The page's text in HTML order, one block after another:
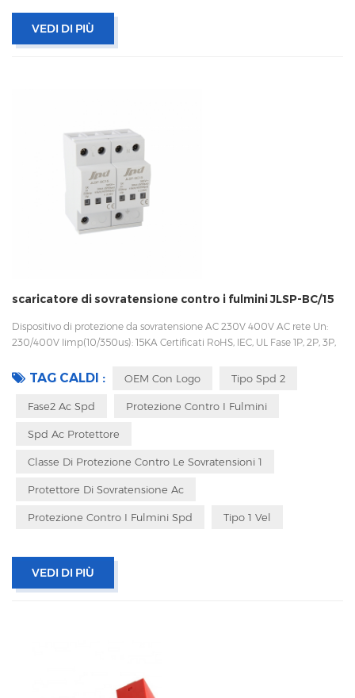
VEDI DI PIÙ
scaricatore di sovratensione contro i fulmini JLSP-BC/15
Dispositivo di protezione da sovratensione AC 230V 400V AC rete Un:
230/400V Iimp(10/350us): 15KA Certificati RoHS, IEC, UL Fase 1P, 2P, 3P,
Imballaggio con scatola interna per evitare vibrazioni durante il
TAG CALDI : OEM Con Logo Tipo Spd 2
Fase2 Ac Spd Protezione Contro I Fulmini
Spd Ac Protettore
Classe Di Protezione Contro Le Sovratensioni 1
Protettore Di Sovratensione Ac
Protezione Contro I Fulmini Spd Tipo 1 Vel
VEDI DI PIÙ